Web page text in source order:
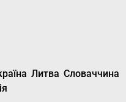
Литва Словаччина